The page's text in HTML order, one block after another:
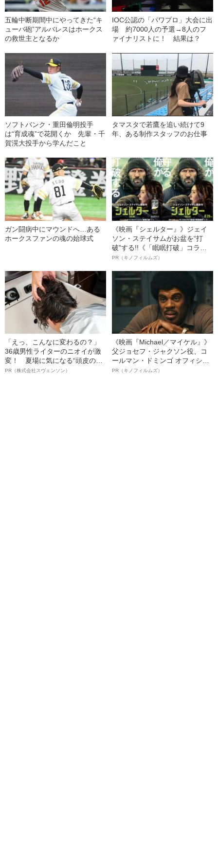
五輪中断期間中にやってきた“キ
ューバ砲”アルバレスはホークス
の救世主となるか
IOC公認の「パワプロ」大会に出
場 約7000人の予選→8人のフ
ァイナリストに！ 結果は？
ソフトバンク・重田倫明投手
は“育成魂”で花開くか 先輩・千
賀滉大投手から学んだこと
タマスタで若鷹を追い続けて9
年、ある制作スタッフのお仕事
ガン闘病中にマウンドへ…ある
ホークスファンの魂の始球式
《映画『シェルター』》ジェイ
ソン・ステイサムがお盆を“打
破”する!!《「眠眠打破」コラ
ボ》
PR（キノフィルムズ）
「えっ、こんなに変わるの？」
36歳男性ライターのニオイが激
変！ 夏場に気になる“頭皮のニ
オイ”や“ベタつき”を解消す
PR（株式会社スヴェンソン）
《映画『Michael／マイケル』》
父ジョセフ・ジャクソン役、コ
ールマン・ドミンゴ オフィシャ
ルインタビュー“観客を魅了した
PR（キノフィルムズ）